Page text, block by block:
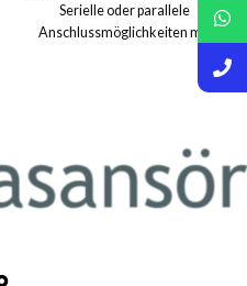
Serielle oder parallele
Anschlussmöglichkeiten mit
Arcode-kompatiblen seriellen
Türüberbrückung: Verfügbar
Modelle: 4 kW (10 A) – 5,5 kW (14
A) – 7,5 kW (17 A) – 11 kW (26 A)